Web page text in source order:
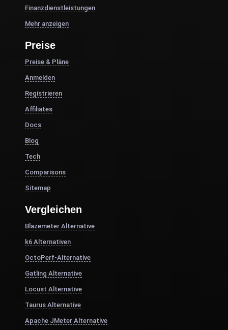
Finanzdienstleistungen
Mehr anzeigen
Preise
Preise & Pläne
Anmelden
Registrieren
Affiliates
Docs
Blog
Tech
Comparisons
Sitemap
Vergleichen
Blazemeter Alternative
k6 Alternativen
OctoPerf-Alternative
Gatling Alternative
Locust Alternative
Taurus Alternative
Apache JMeter Alternative